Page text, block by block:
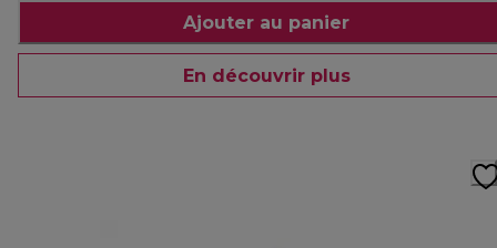
Ajouter au panier
En découvrir plus